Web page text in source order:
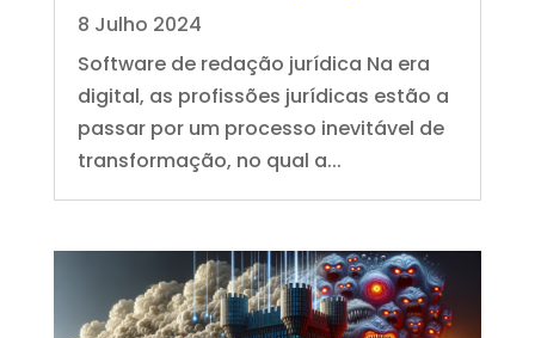
8 Julho 2024
Software de redação jurídica Na era
digital, as profissões jurídicas estão a
passar por um processo inevitável de
transformação, no qual a...